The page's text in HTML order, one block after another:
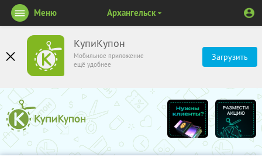
КупиКупон
Мобильное приложение
ещё удобнее
Загрузить
Меню Архангельск